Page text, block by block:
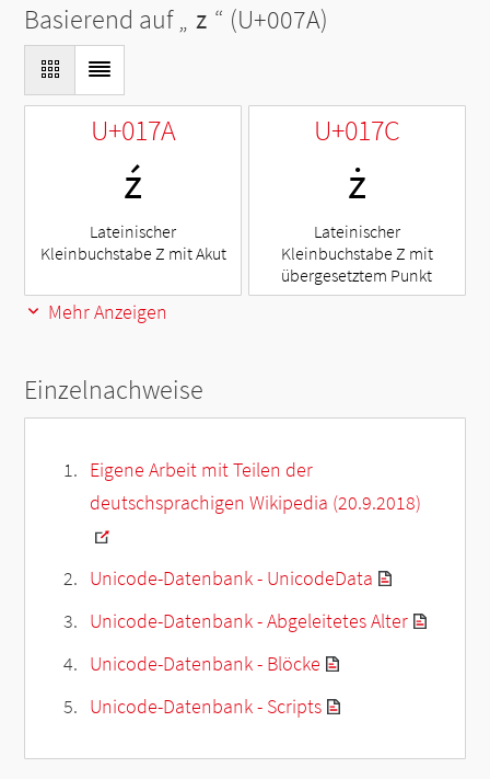
Basierend auf „ z “ (U+007A)
U+017A
ź
Lateinischer
Kleinbuchstabe Z mit Akut
U+017C
ż
Lateinischer
Kleinbuchstabe Z mit
übergesetztem Punkt
Mehr Anzeigen
Einzelnachweise
Eigene Arbeit mit Teilen der
deutschsprachigen Wikipedia (20.9.2018)
Unicode-Datenbank - UnicodeData
Unicode-Datenbank - Abgeleitetes Alter
Unicode-Datenbank - Blöcke
Unicode-Datenbank - Scripts